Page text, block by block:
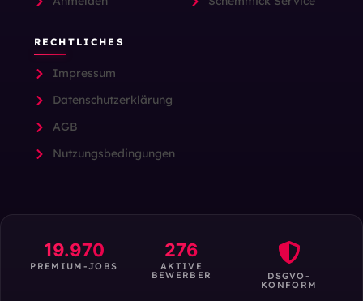
RECHTLICHES
Impressum
Datenschutzerklärung
AGB
Nutzungsbedingungen
19.970
PREMIUM-JOBS
276
AKTIVE
BEWERBER DSGVO-
KONFORM